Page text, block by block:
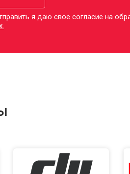
я даю свое согласие на